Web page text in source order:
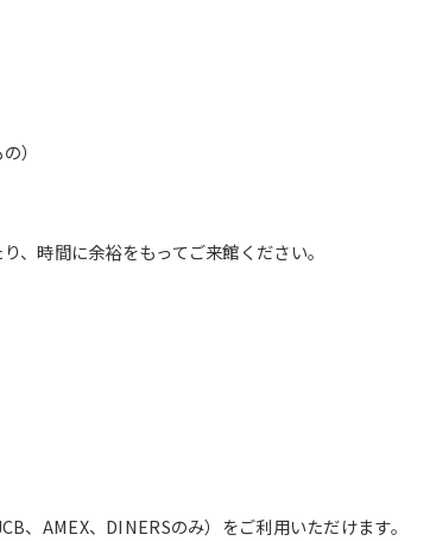
）
、時間に余裕をもってご来館ください。
、AMEX、DINERSのみ）をご利用いただけます。
The translation may differ from the